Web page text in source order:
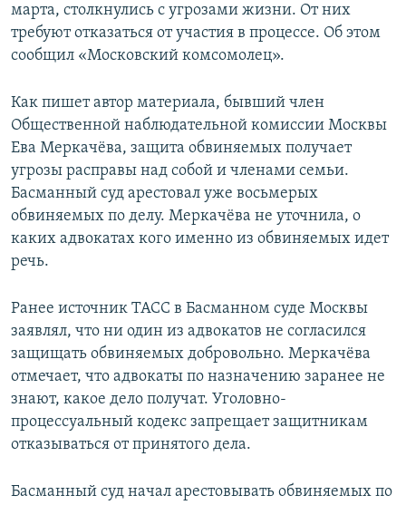
марта, столкнулись с угрозами жизни. От них
требуют отказаться от участия в процессе. Об этом
сообщил «Московский комсомолец».
Как пишет автор материала, бывший член
Общественной наблюдательной комиссии Москвы
Ева Меркачёва, защита обвиняемых получает
угрозы расправы над собой и членами семьи.
Басманный суд арестовал уже восьмерых
обвиняемых по делу. Меркачёва не уточнила, о
каких адвокатах кого именно из обвиняемых идет
речь.
Ранее источник ТАСС в Басманном суде Москвы
заявлял, что ни один из адвокатов не согласился
защищать обвиняемых добровольно. Меркачёва
отмечает, что адвокаты по назначению заранее не
знают, какое дело получат. Уголовно-
процессуальный кодекс запрещает защитникам
отказываться от принятого дела.
Басманный суд начал арестовывать обвиняемых по